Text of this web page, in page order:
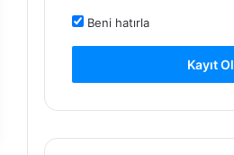
Beni hatırla
Kayıt Ol